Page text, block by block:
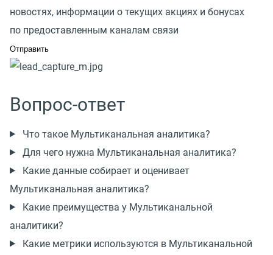
новостях, информации о текущих акциях и бонусах
по предоставленным каналам связи
Вопрос-ответ
Что такое Мультиканальная аналитика?
Для чего нужна Мультиканальная аналитика?
Какие данные собирает и оценивает
Мультиканальная аналитика?
Какие преимущества у Мультиканальной
аналитики?
Какие метрики используются в Мультиканальной